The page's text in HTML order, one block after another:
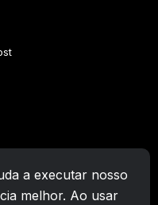
a executar nosso
melhor. Ao usar